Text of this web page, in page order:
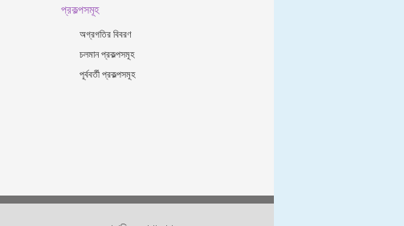
প্রকল্পসমূহ
অগ্রগতির বিবরণ
চলমান প্রকল্পসমূহ
পূর্ববর্তী প্রকল্পসমূহ